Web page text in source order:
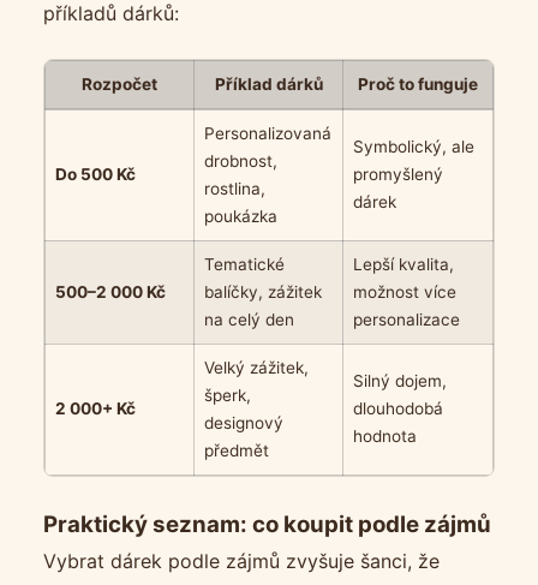
příkladů dárků:
Rozpočet Příklad dárků Proč to funguje
Do 500 Kč
Personalizovaná
drobnost,
rostlina,
poukázka
Symbolický, ale
promyšlený
dárek
500–2 000 Kč
Tematické
balíčky, zážitek
na celý den
Lepší kvalita,
možnost více
personalizace
2 000+ Kč
Velký zážitek,
šperk,
designový
předmět
Silný dojem,
dlouhodobá
hodnota
Praktický seznam: co koupit podle zájmů
Vybrat dárek podle zájmů zvyšuje šanci, že